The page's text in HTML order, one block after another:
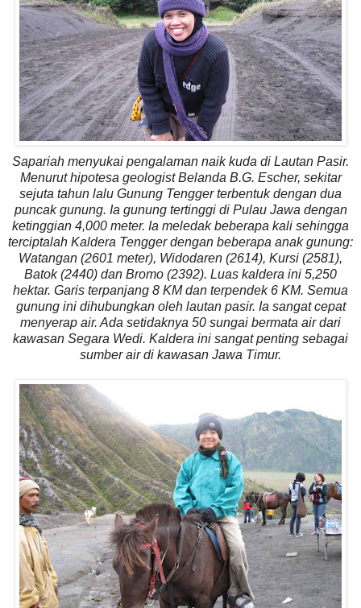
Sapariah menyukai pengalaman naik kuda di Lautan Pasir.
Menurut hipotesa geologist Belanda B.G. Escher, sekitar
sejuta tahun lalu Gunung Tengger terbentuk dengan dua
puncak gunung. Ia gunung tertinggi di Pulau Jawa dengan
ketinggian 4,000 meter. Ia meledak beberapa kali sehingga
terciptalah Kaldera Tengger dengan beberapa anak gunung:
Watangan (2601 meter), Widodaren (2614), Kursi (2581),
Batok (2440) dan Bromo (2392). Luas kaldera ini 5,250
hektar. Garis terpanjang 8 KM dan terpendek 6 KM. Semua
gunung ini dihubungkan oleh lautan pasir. Ia sangat cepat
menyerap air. Ada setidaknya 50 sungai bermata air dari
kawasan Segara Wedi. Kaldera ini sangat penting sebagai
sumber air di kawasan Jawa Timur.